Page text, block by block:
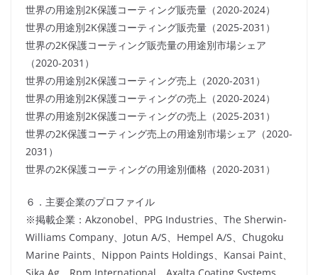
世界の用途別2K保護コーティング販売量（2020-2024）
世界の用途別2K保護コーティング販売量（2025-2031）
世界の2K保護コーティング販売量の用途別市場シェア
（2020-2031）
世界の用途別2K保護コーティング売上（2020-2031）
世界の用途別2K保護コーティングの売上（2020-2024）
世界の用途別2K保護コーティングの売上（2025-2031）
世界の2K保護コーティング売上の用途別市場シェア（2020-
2031）
世界の2K保護コーティングの用途別価格（2020-2031）
６．主要企業のプロファイル
※掲載企業：Akzonobel、PPG Industries、The Sherwin-
Williams Company、Jotun A/S、Hempel A/S、Chugoku
Marine Paints、Nippon Paints Holdings、Kansai Paint、